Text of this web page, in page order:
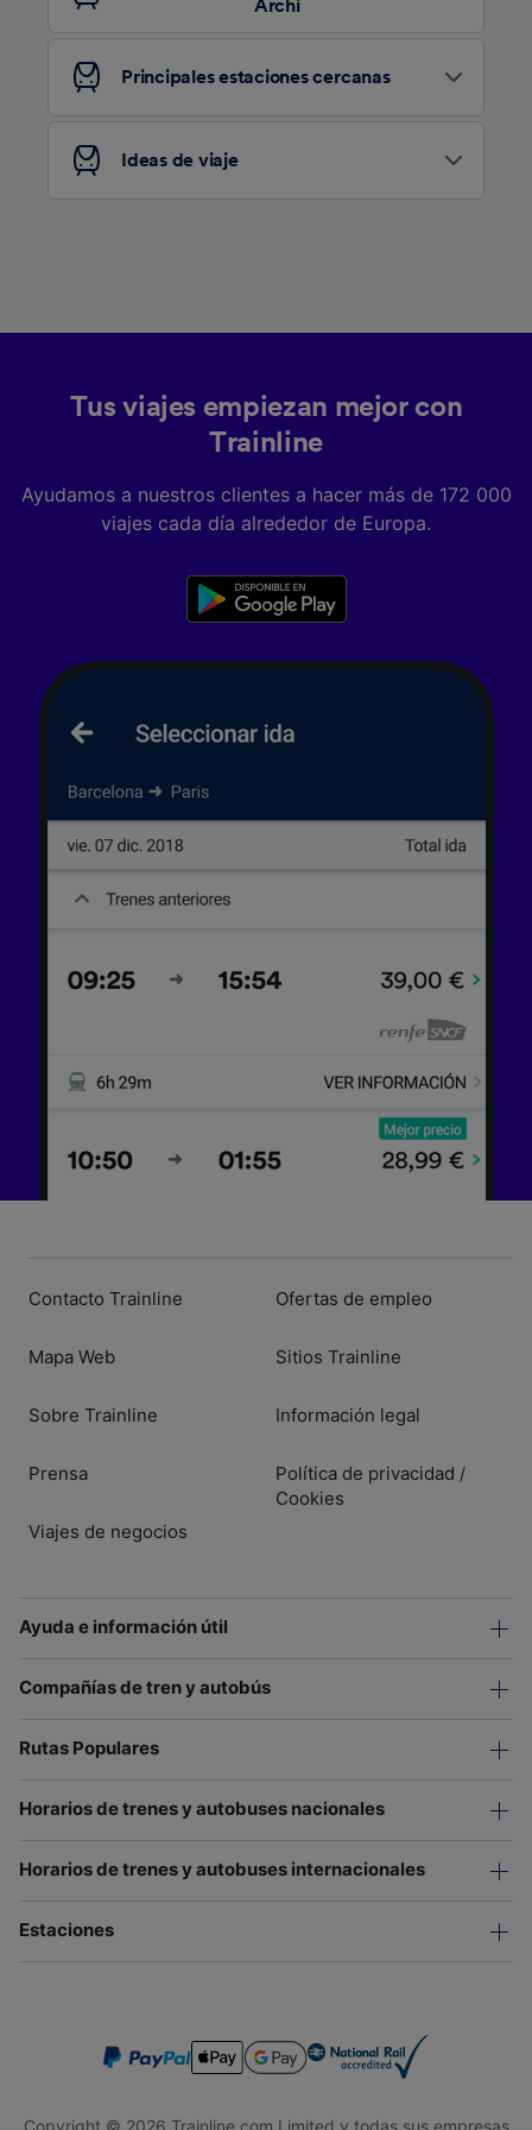
Archi
Principales estaciones cercanas
Ideas de viaje
Tus viajes empiezan mejor con
Trainline
Ayudamos a nuestros clientes a hacer más de 172 000
viajes cada día alrededor de Europa.
Contacto Trainline
Mapa Web
Sobre Trainline
Prensa
Viajes de negocios
Ofertas de empleo
Sitios Trainline
Información legal
Política de privacidad /
Cookies
Ayuda e información útil
Compañías de tren y autobús
Rutas Populares
Horarios de trenes y autobuses nacionales
Horarios de trenes y autobuses internacionales
Estaciones
Copyright © 2026 Trainline.com Limited y todas sus empresas
Lista de asociados (proveedores)